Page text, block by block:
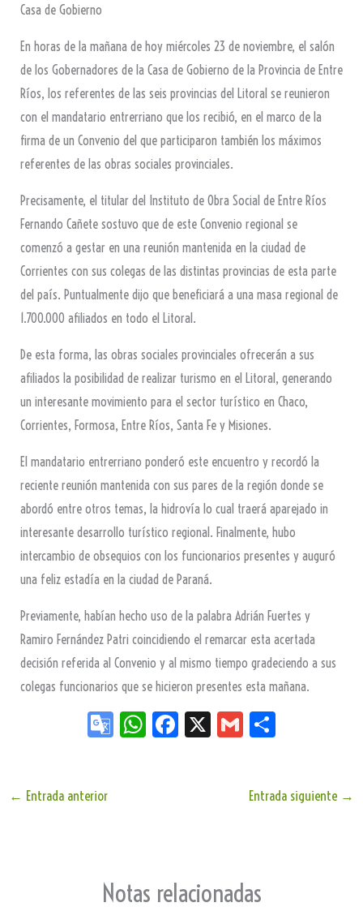
Casa de Gobierno
En horas de la mañana de hoy miércoles 23 de noviembre, el salón
de los Gobernadores de la Casa de Gobierno de la Provincia de Entre
Ríos, los referentes de las seis provincias del Litoral se reunieron
con el mandatario entrerriano que los recibió, en el marco de la
firma de un Convenio del que participaron también los máximos
referentes de las obras sociales provinciales.
Precisamente, el titular del Instituto de Obra Social de Entre Ríos
Fernando Cañete sostuvo que de este Convenio regional se
comenzó a gestar en una reunión mantenida en la ciudad de
Corrientes con sus colegas de las distintas provincias de esta parte
del país. Puntualmente dijo que beneficiará a una masa regional de
1.700.000 afiliados en todo el Litoral.
De esta forma, las obras sociales provinciales ofrecerán a sus
afiliados la posibilidad de realizar turismo en el Litoral, generando
un interesante movimiento para el sector turístico en Chaco,
Corrientes, Formosa, Entre Ríos, Santa Fe y Misiones.
El mandatario entrerriano ponderó este encuentro y recordó la
reciente reunión mantenida con sus pares de la región donde se
abordó entre otros temas, la hidrovía lo cual traerá aparejado in
interesante desarrollo turístico regional. Finalmente, hubo
intercambio de obsequios con los funcionarios presentes y auguró
una feliz estadía en la ciudad de Paraná.
Previamente, habían hecho uso de la palabra Adrián Fuertes y
Ramiro Fernández Patri coincidiendo el remarcar esta acertada
decisión referida al Convenio y al mismo tiempo gradeciendo a sus
colegas funcionarios que se hicieron presentes esta mañana.
Go
te
W
Fa
X
G
← Entrada anterior Entrada siguiente →
Notas relacionadas